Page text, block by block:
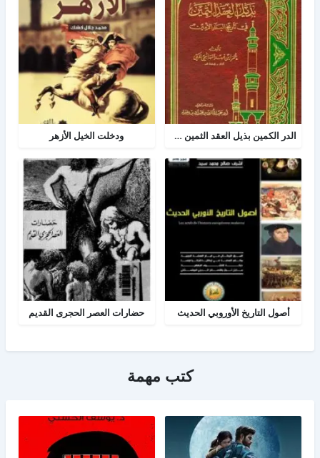
الدر الكمين بذيل العقد الثمين في تاريخ البلد الأمين ودخلت الخيل الأزهر
أصول التاريخ الأوروبي الحديث حضارات العصر الحجرى القديم
كتب مهمة